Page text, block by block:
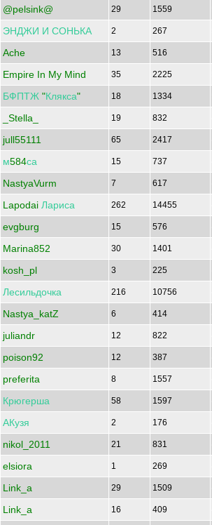
@pelsink@ 29 1559
ЭНДЖИ И СОНЬКА 2 267
Ache 13 516
Empire In My Mind 35 2225
БФПТЖ "Клякса" 18 1334
_Stella_ 19 832
jull55111 65 2417
м584са 15 737
NastyaVurm 7 617
Lapodai Лариса 262 14455
evgburg 15 576
Marina852 30 1401
kosh_pl 3 225
Лесильдочка 216 10756
Nastya_katZ 6 414
juliandr 12 822
poison92 12 387
preferita 8 1557
Крюгерша 58 1597
АКузя 2 176
nikol_2011 21 831
elsiora 1 269
Link_a 29 1509
Link_a 16 409